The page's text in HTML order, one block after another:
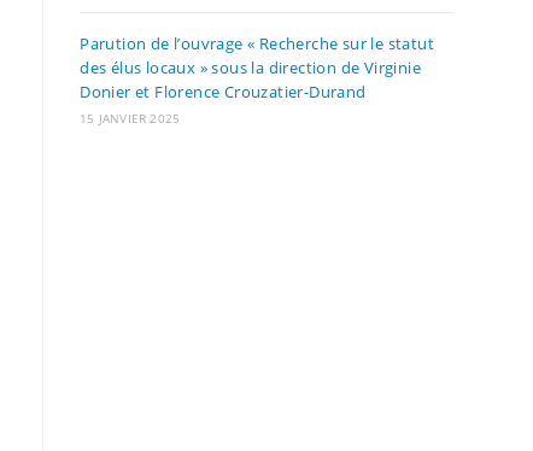
Parution de l’ouvrage « Recherche sur le statut
des élus locaux » sous la direction de Virginie
Donier et Florence Crouzatier-Durand
15 JANVIER 2025